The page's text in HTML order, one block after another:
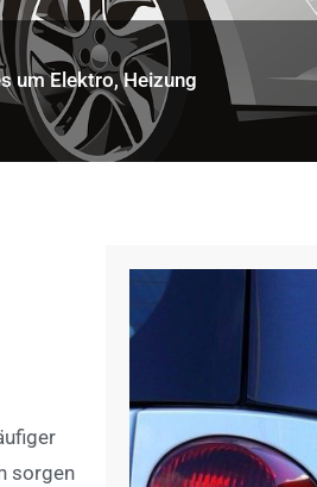
um Elektro, Heizung
sorgen